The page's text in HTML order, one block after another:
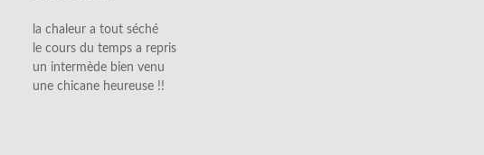
la chaleur a tout séché
le cours du temps a repris
un intermède bien venu
une chicane heureuse !!